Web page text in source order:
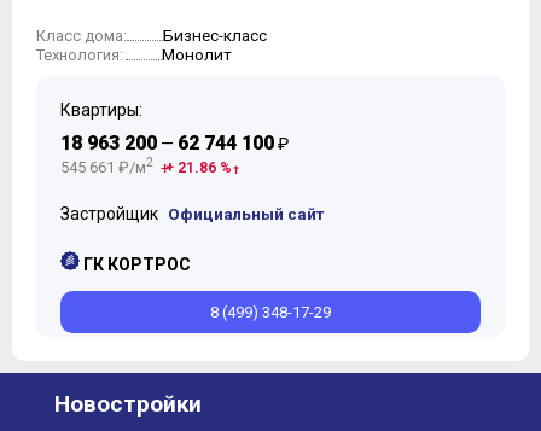
Класс дома: Бизнес-класс
Технология: Монолит
Квартиры:
18 963 200 — 62 744 100₽
545 661 ₽/м2 + 21.86 %
Застройщик Официальный сайт
ГК КОРТРОС
8 (499) 348-17-29
Новостройки